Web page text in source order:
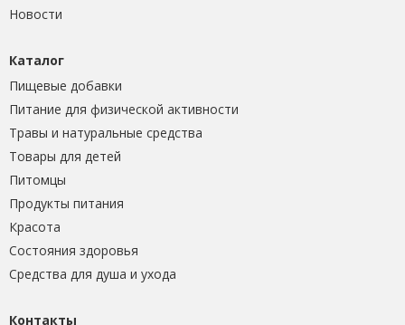
Новости
Каталог
Пищевые добавки
Питание для физической активности
Травы и натуральные средства
Товары для детей
Питомцы
Продукты питания
Красота
Состояния здоровья
Средства для душа и ухода
Контакты